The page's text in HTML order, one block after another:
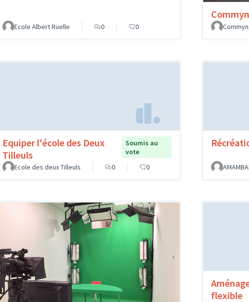
Ecole Albert Ruelle 0 0
Equiper l'école des Deux
Tilleuls
Soumis au
vote
Ecole des deux Tilleuls
0 0
flexible